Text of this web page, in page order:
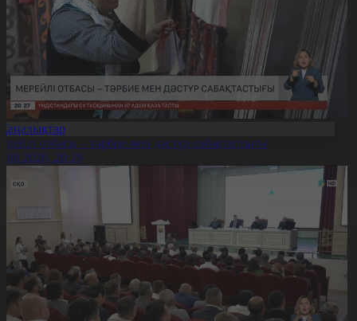
отбасы – тәрбие мен дәстүр сабақтастығы
20:19